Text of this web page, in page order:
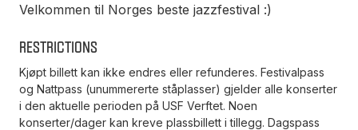
Velkommen til Norges beste jazzfestival :)
Restrictions
Kjøpt billett kan ikke endres eller refunderes. Festivalpass
og Nattpass (unummererte ståplasser) gjelder alle konserter
i den aktuelle perioden på USF Verftet. Noen
konserter/dager kan kreve plassbillett i tillegg. Dagspass